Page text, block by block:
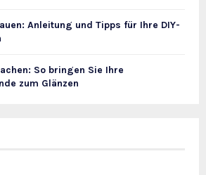
Anleitung und Tipps für Ihre DIY-
So bringen Sie Ihre
zum Glänzen